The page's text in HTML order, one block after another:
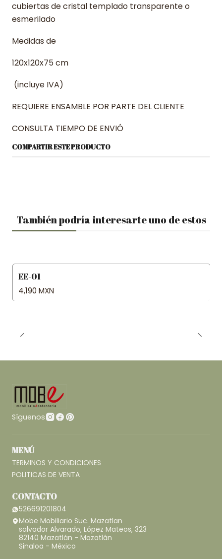
cubiertas de cristal templado transparente o
esmerilado
Medidas de
120x120x75 cm
(incluye IVA)
REQUIERE ENSAMBLE POR PARTE DEL CLIENTE
CONSULTA TIEMPO DE ENVIÓ
COMPARTIR ESTE PRODUCTO
También podría interesarte uno de estos
Agotado
EE-01
4,190 MXN
Síguenos
MENÚ
TERMINOS Y CONDICIONES
POLITICAS DE VENTA
CONTACTO
526691201804
Mobe Mobiliario Suc. Mazatlan
salvador Alvarado, López Mateos, 323
82140 Mazatlán - Mazatlán
Sinaloa - México